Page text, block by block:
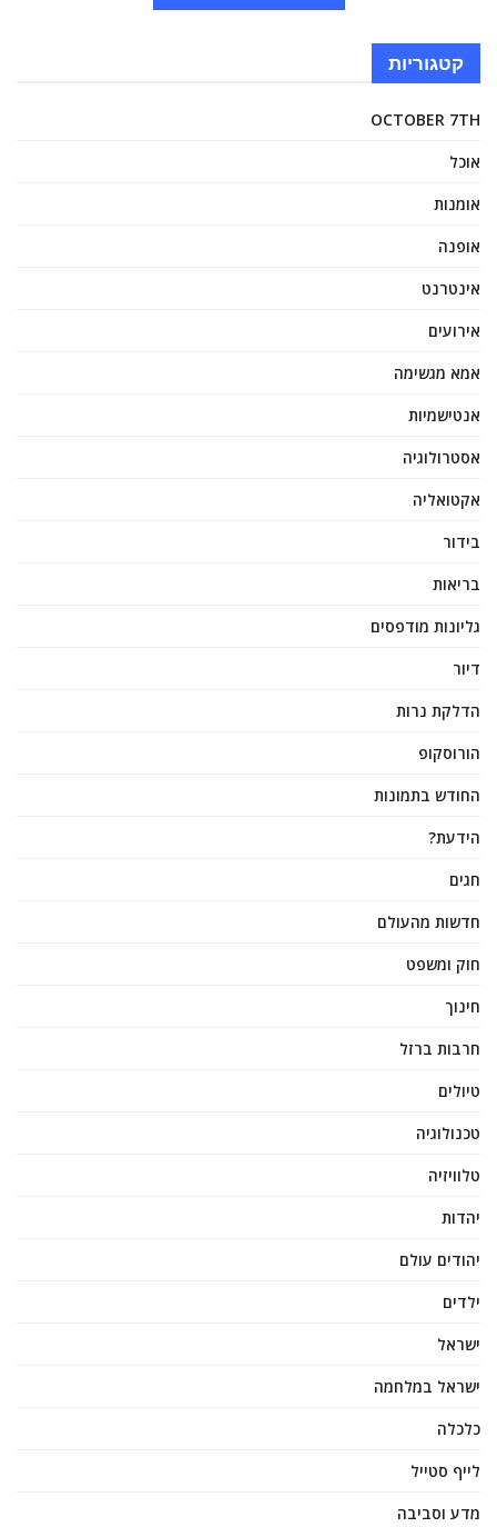
קטגוריות
OCTOBER 7TH
אוכל
אומנות
אופנה
אינטרנט
אירועים
אמא מגשימה
אנטישמיות
אסטרולוגיה
אקטואליה
בידור
בריאות
גליונות מודפסים
דיור
הדלקת נרות
הורוסקופ
החודש בתמונות
הידעת?
חגים
חדשות מהעולם
חוק ומשפט
חינוך
חרבות ברזל
טיולים
טכנולוגיה
טלוויזיה
יהדות
יהודים עולם
ילדים
ישראל
ישראל במלחמה
כלכלה
לייף סטייל
מדע וסביבה